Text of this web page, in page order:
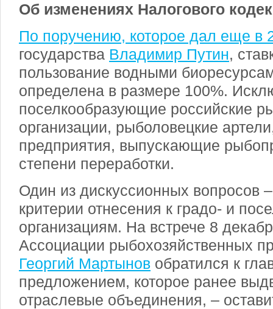
Об изменениях Налогового
По поручению, которое дал еще в
государства Владимир Путин,
пользование водными
определена в размере 100%.
поселкообразующие российские
организации, рыболовецкие
предприятия, выпускающие
степени переработки.
Один из дискуссионных вопросов
критерии отнесения к градо- и
организациям. На встрече 8
Ассоциации рыбохозяйственных
Георгий Мартынов обратился к
предложением, которое ранее
отраслевые объединения, –